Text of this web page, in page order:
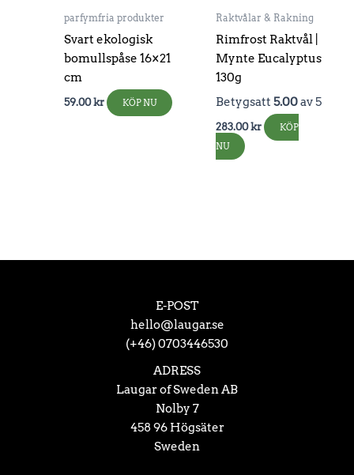
parfymfria produkter
Svart ekologisk
bomullspåse 16×21
cm
59.00kr KÖP NU
Raktvålar & Rakning
Rimfrost Raktvål |
Mynte Eucalyptus
130g
Betygsatt5.00av 5
283.00kr
KÖP
NU
E-POST
hello@laugar.se
(+46) 0703446530
ADRESS
Laugar of Sweden AB
Nolby 7
458 96 Högsäter
Sweden